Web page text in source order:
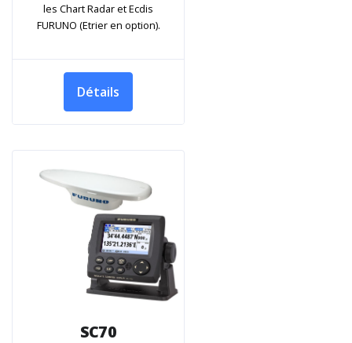
les Chart Radar et Ecdis
FURUNO (Etrier en option).
Détails
SC70